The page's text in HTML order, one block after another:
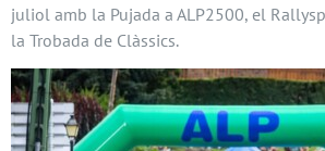
juliol amb la Pujada a ALP2500, el
la Trobada de Clàssics.